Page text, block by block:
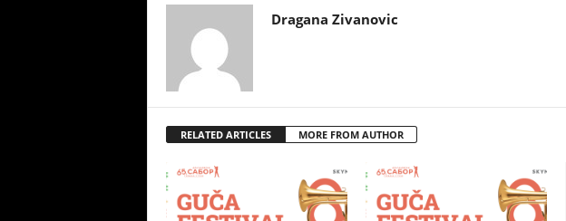
Dragana Zivanovic
RELATED ARTICLES MORE FROM AUTHOR